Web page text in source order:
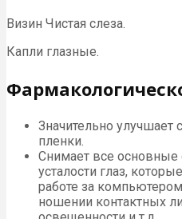
Визин Чистая слеза.
Капли глазные.
Значительно улучшает
пленки.
Снимает все основные
усталости глаз,
работе за
ношении контактных